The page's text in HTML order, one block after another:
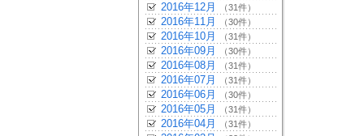
2016年12月 （31件）
2016年11月 （30件）
2016年10月 （31件）
2016年09月 （30件）
2016年08月 （31件）
2016年07月 （31件）
2016年06月 （30件）
2016年05月 （31件）
2016年04月 （31件）